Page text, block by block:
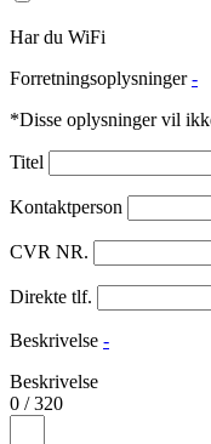
Har du WiFi
Forretningsoplysninger -
*Disse oplysninger vil
Titel
Kontaktperson
CVR NR.
Direkte tlf.
Beskrivelse -
Beskrivelse
0 /320